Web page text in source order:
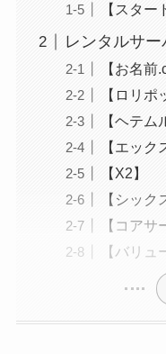
【スター
レンタルサー
【お名前
【ロリポ
【ヘテム
【エック
【X2】
【シック
【コアサ
【バリュ